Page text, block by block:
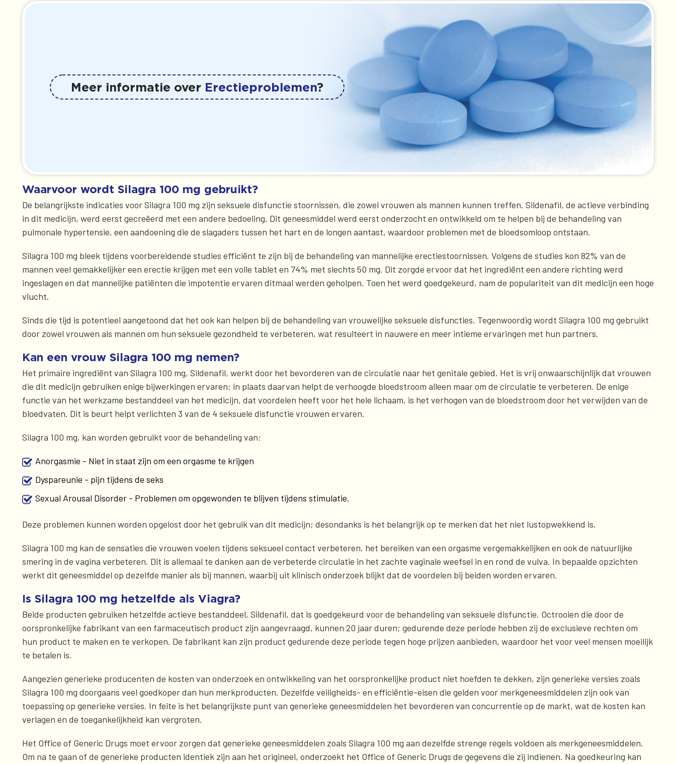
Meer informatie over Erectieproblemen?
Waarvoor wordt Silagra 100 mg gebruikt?
De belangrijkste indicaties voor Silagra 100 mg zijn seksuele disfunctie stoornissen, die zowel vrouwen als mannen kunnen treffen. Sildenafil, de actieve verbinding
in dit medicijn, werd eerst gecreëerd met een andere bedoeling. Dit geneesmiddel werd eerst onderzocht en ontwikkeld om te helpen bij de behandeling van
pulmonale hypertensie, een aandoening die de slagaders tussen het hart en de longen aantast, waardoor problemen met de bloedsomloop ontstaan.
Silagra 100 mg bleek tijdens voorbereidende studies efficiënt te zijn bij de behandeling van mannelijke erectiestoornissen. Volgens de studies kon 82% van de
mannen veel gemakkelijker een erectie krijgen met een volle tablet en 74% met slechts 50 mg. Dit zorgde ervoor dat het ingrediënt een andere richting werd
ingeslagen en dat mannelijke patiënten die impotentie ervaren ditmaal werden geholpen. Toen het werd goedgekeurd, nam de populariteit van dit medicijn een hoge
vlucht.
Sinds die tijd is potentieel aangetoond dat het ook kan helpen bij de behandeling van vrouwelijke seksuele disfuncties. Tegenwoordig wordt Silagra 100 mg gebruikt
door zowel vrouwen als mannen om hun seksuele gezondheid te verbeteren, wat resulteert in nauwere en meer intieme ervaringen met hun partners.
Kan een vrouw Silagra 100 mg nemen?
Het primaire ingrediënt van Silagra 100 mg, Sildenafil, werkt door het bevorderen van de circulatie naar het genitale gebied. Het is vrij onwaarschijnlijk dat vrouwen
die dit medicijn gebruiken enige bijwerkingen ervaren; in plaats daarvan helpt de verhoogde bloedstroom alleen maar om de circulatie te verbeteren. De enige
functie van het werkzame bestanddeel van het medicijn, dat voordelen heeft voor het hele lichaam, is het verhogen van de bloedstroom door het verwijden van de
bloedvaten. Dit is beurt helpt verlichten 3 van de 4 seksuele disfunctie vrouwen ervaren.
Silagra 100 mg, kan worden gebruikt voor de behandeling van:
Anorgasmie - Niet in staat zijn om een orgasme te krijgen
Dyspareunie - pijn tijdens de seks
Sexual Arousal Disorder - Problemen om opgewonden te blijven tijdens stimulatie.
Deze problemen kunnen worden opgelost door het gebruik van dit medicijn; desondanks is het belangrijk op te merken dat het niet lustopwekkend is.
Silagra 100 mg kan de sensaties die vrouwen voelen tijdens seksueel contact verbeteren, het bereiken van een orgasme vergemakkelijken en ook de natuurlijke
smering in de vagina verbeteren. Dit is allemaal te danken aan de verbeterde circulatie in het zachte vaginale weefsel in en rond de vulva. In bepaalde opzichten
werkt dit geneesmiddel op dezelfde manier als bij mannen, waarbij uit klinisch onderzoek blijkt dat de voordelen bij beiden worden ervaren.
Is Silagra 100 mg hetzelfde als Viagra?
Beide producten gebruiken hetzelfde actieve bestanddeel, Sildenafil, dat is goedgekeurd voor de behandeling van seksuele disfunctie. Octrooien die door de
oorspronkelijke fabrikant van een farmaceutisch product zijn aangevraagd, kunnen 20 jaar duren; gedurende deze periode hebben zij de exclusieve rechten om
hun product te maken en te verkopen. De fabrikant kan zijn product gedurende deze periode tegen hoge prijzen aanbieden, waardoor het voor veel mensen moeilijk
te betalen is.
Aangezien generieke producenten de kosten van onderzoek en ontwikkeling van het oorspronkelijke product niet hoefden te dekken, zijn generieke versies zoals
Silagra 100 mg doorgaans veel goedkoper dan hun merkproducten. Dezelfde veiligheids- en efficiëntie-eisen die gelden voor merkgeneesmiddelen zijn ook van
toepassing op generieke versies. In feite is het belangrijkste punt van generieke geneesmiddelen het bevorderen van concurrentie op de markt, wat de kosten kan
verlagen en de toegankelijkheid kan vergroten.
Het Office of Generic Drugs moet ervoor zorgen dat generieke geneesmiddelen zoals Silagra 100 mg aan dezelfde strenge regels voldoen als merkgeneesmiddelen.
Om na te gaan of de generieke producten identiek zijn aan het origineel, onderzoekt het Office of Generic Drugs de gegevens die zij indienen. Na goedkeuring kan